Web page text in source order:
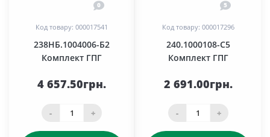
0
Код товару: 000017541
238НБ.1004006-Б2
Комплект ГПГ
4 657.50грн.
- +
5
Код товару: 000017296
240.1000108-С5
Комплект ГПГ
2 691.00грн.
- +